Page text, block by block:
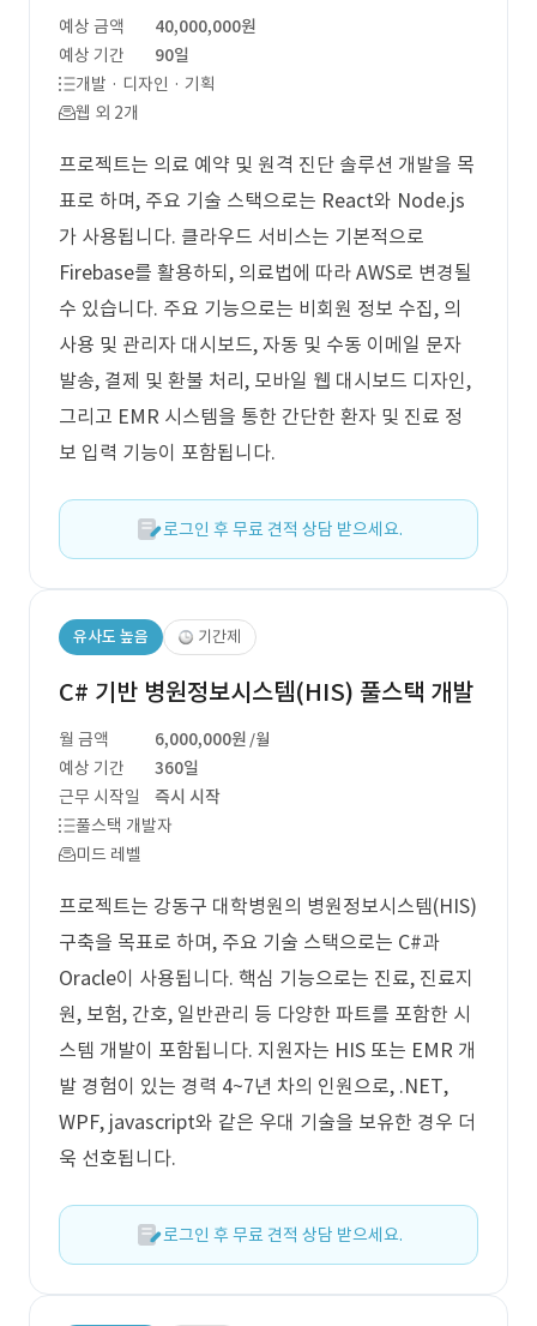
예상 금액
40,000,000원
예상 기간
90일
개발 · 디자인 · 기획
웹 외 2개
프로젝트는 의료 예약 및 원격 진단 솔루션 개발을 목
표로 하며, 주요 기술 스택으로는 React와 Node.js
가 사용됩니다. 클라우드 서비스는 기본적으로
Firebase를 활용하되, 의료법에 따라 AWS로 변경될
수 있습니다. 주요 기능으로는 비회원 정보 수집, 의
사용 및 관리자 대시보드, 자동 및 수동 이메일 문자
발송, 결제 및 환불 처리, 모바일 웹 대시보드 디자인,
그리고 EMR 시스템을 통한 간단한 환자 및 진료 정
보 입력 기능이 포함됩니다.
로그인 후 무료 견적 상담 받으세요.
유사도 높음 기간제
C# 기반 병원정보시스템(HIS) 풀스택 개발
월 금액 6,000,000원 /월
예상 기간
360일
근무 시작일
즉시 시작
풀스택 개발자
미드 레벨
프로젝트는 강동구 대학병원의 병원정보시스템(HIS)
구축을 목표로 하며, 주요 기술 스택으로는 C#과
Oracle이 사용됩니다. 핵심 기능으로는 진료, 진료지
원, 보험, 간호, 일반관리 등 다양한 파트를 포함한 시
스템 개발이 포함됩니다. 지원자는 HIS 또는 EMR 개
발 경험이 있는 경력 4~7년 차의 인원으로, .NET,
WPF, javascript와 같은 우대 기술을 보유한 경우 더
욱 선호됩니다.
로그인 후 무료 견적 상담 받으세요.